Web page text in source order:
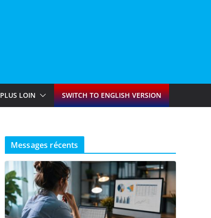
PLUS LOIN SWITCH TO ENGLISH VERSION
Messages récents